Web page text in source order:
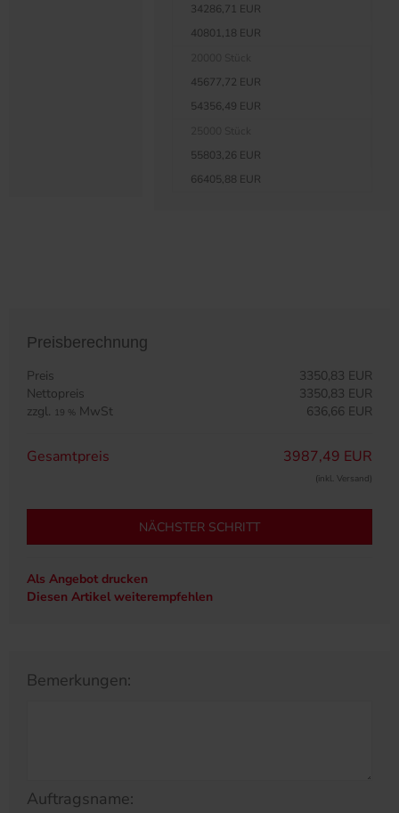
34286,71 EUR
40801,18 EUR
45677,72 EUR
54356,49 EUR
55803,26 EUR
66405,88 EUR
Preisberechnung
Preis
3350,83 EUR
Nettopreis
3350,83 EUR
zzgl. 19 % MwSt 636,66 EUR
Gesamtpreis 3987,49 EUR
(inkl. Versand)
NÄCHSTER SCHRITT
Als Angebot drucken
Diesen Artikel weiterempfehlen
Bemerkungen:
Auftragsname: